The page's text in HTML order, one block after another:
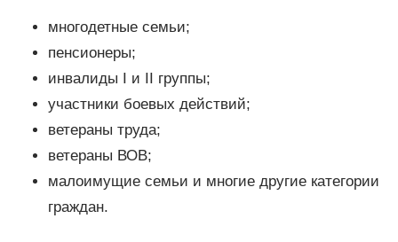
многодетные семьи;
пенсионеры;
инвалиды І и ІІ группы;
участники боевых действий;
ветераны труда;
ветераны ВОВ;
малоимущие семьи и многие другие категории
граждан.